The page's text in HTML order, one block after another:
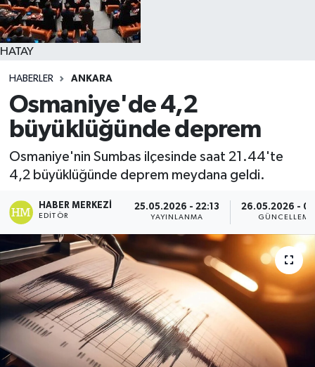
HATAY
HABERLER ANKARA
Osmaniye'de 4,2
büyüklüğünde deprem
Osmaniye'nin Sumbas ilçesinde saat 21.44'te
4,2 büyüklüğünde deprem meydana geldi.
HABER MERKEZI
EDITÖR
25.05.2026 - 22:13
YAYINLANMA
26.05.2026 -
GÜNCELLEME